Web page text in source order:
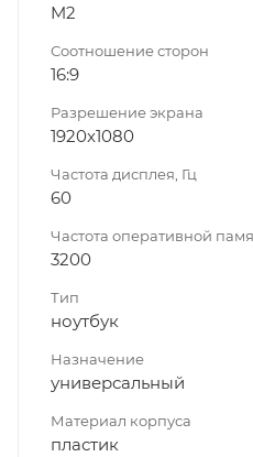
M2
Соотношение сторон
16:9
Разрешение экрана
1920x1080
Частота дисплея, Гц
60
Частота оперативной
3200
Тип
ноутбук
Назначение
универсальный
Материал корпуса
пластик